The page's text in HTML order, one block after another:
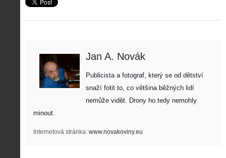
Jan A. Novák
Publicista a fotograf, který se od dětství
snaží fotit to, co většina běžných lidí
nemůže vidět. Drony ho tedy nemohly
minout.
Internetová stránka: www.novakoviny.eu